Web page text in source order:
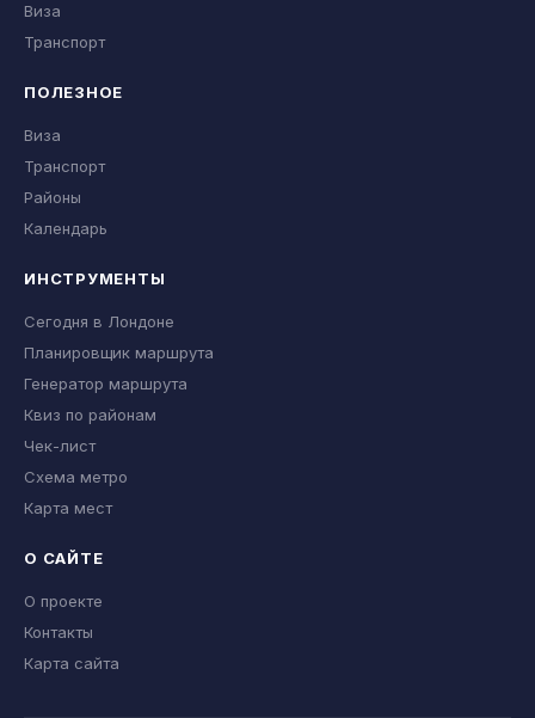
Виза
Транспорт
ПОЛЕЗНОЕ
Виза
Транспорт
Районы
Календарь
ИНСТРУМЕНТЫ
Сегодня в Лондоне
Планировщик маршрута
Генератор маршрута
Квиз по районам
Чек-лист
Схема метро
Карта мест
О САЙТЕ
О проекте
Контакты
Карта сайта